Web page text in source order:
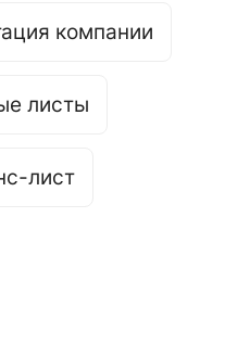
компании
листы
лист